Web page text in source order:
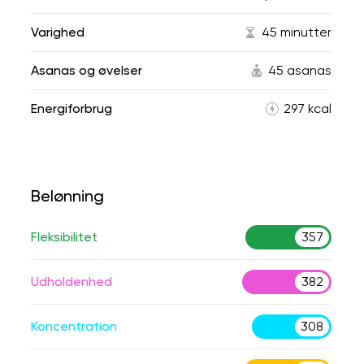
Varighed 45 minutter
Asanas og øvelser 45 asanas
Energiforbrug 297 kcal
Belønning
Fleksibilitet 357
Udholdenhed 382
Koncentration 308